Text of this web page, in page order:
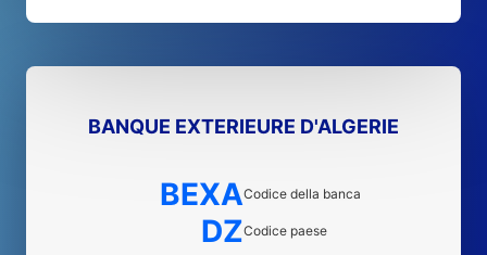
BANQUE EXTERIEURE D'ALGERIE
BEXACodice della banca
DZCodice paese